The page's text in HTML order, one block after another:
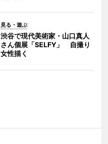
見る・遊ぶ
渋谷で現代美術家・山口真人
さん個展「SELFY」 自撮り
女性描く